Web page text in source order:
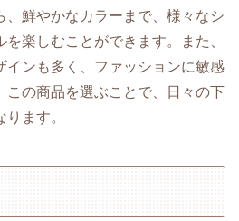
、鮮やかなカラーまで、様々なシ
楽しむことができます。また、
インも多く、ファッションに敏感
この商品を選ぶことで、日々の下
ます。